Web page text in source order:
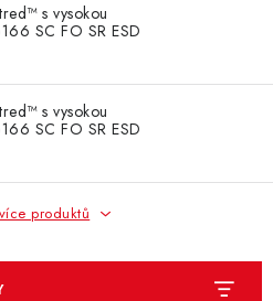
DOPRAVA A PLATBA
s vysokou
SC FO SR ESD
s vysokou
SC FO SR ESD
produktů